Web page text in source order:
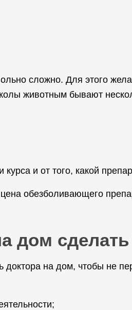
сложно. Для этого
животным бывают
и от того, какой
обезболивающего
дом
на дом, чтобы не